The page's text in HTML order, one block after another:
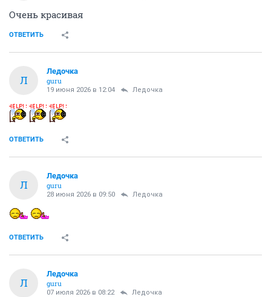
Очень красивая
ОТВЕТИТЬ
Л
Ледочка
guru
19 июня 2026 в 12:04 Ледочка
ОТВЕТИТЬ
Л
Ледочка
guru
28 июня 2026 в 09:50 Ледочка
ОТВЕТИТЬ
Л
Ледочка
guru
07 июля 2026 в 08:22 Ледочка